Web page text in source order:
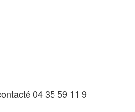
04 35 59 11 9